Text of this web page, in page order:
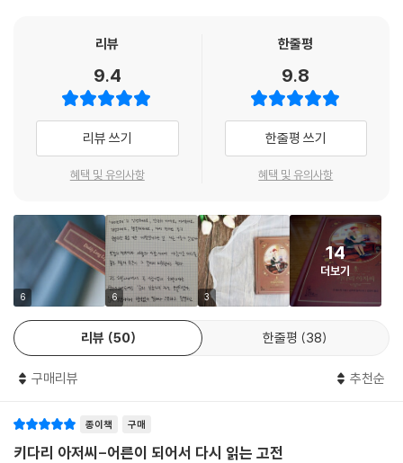
리뷰
9.4
리뷰 쓰기
혜택 및 유의사항
한줄평
9.8
한줄평 쓰기
혜택 및 유의사항
6 6 3
14
더보기
리뷰 50 한줄평 38
구매리뷰 추천순
종이책 구매
키다리 아저씨-어른이 되어서 다시 읽는 고전